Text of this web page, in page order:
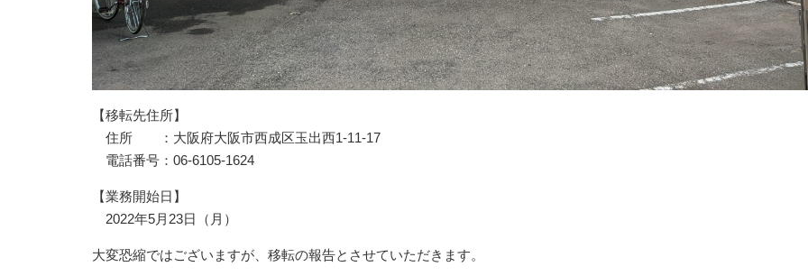
【移転先住所】
住所 ：大阪府大阪市西成区玉出西1-11-17
電話番号：06-6105-1624
【業務開始日】
2022年5月23日（月）
大変恐縮ではございますが、移転の報告とさせていただきます。